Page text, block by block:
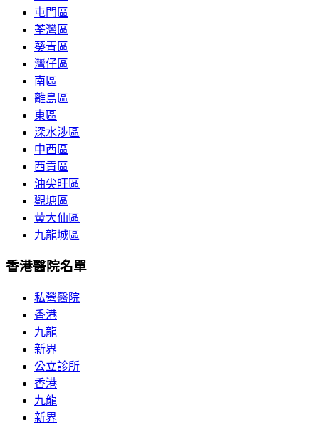
屯門區
荃灣區
葵青區
灣仔區
南區
離島區
東區
深水涉區
中西區
西貢區
油尖旺區
觀塘區
黃大仙區
九龍城區
香港醫院名單
私營醫院
香港
九龍
新界
公立診所
香港
九龍
新界